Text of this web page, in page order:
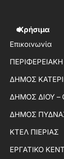
Χρήσιμα
Επικοινωνία
ΔΗΜΟΣ
ΔΗΜΟΣ ΔΙΟΥ
ΔΗΜΟΣ
ΚΤΕΛ ΠΙΕΡΙΑΣ
ΕΡΓΑΤΙΚΟ